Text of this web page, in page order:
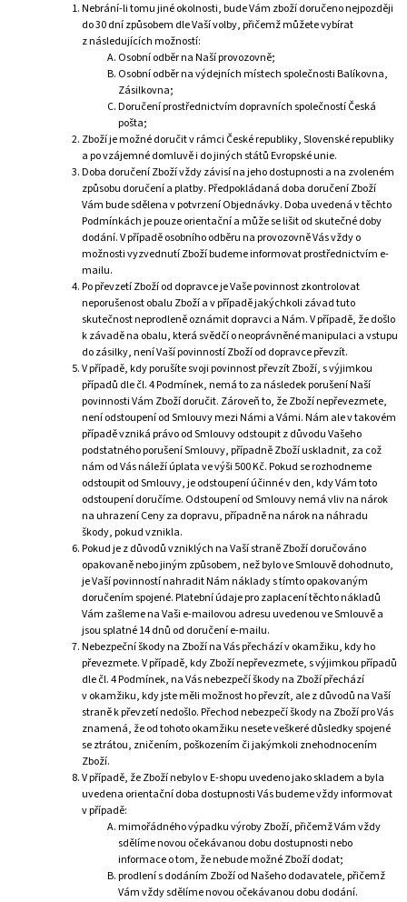
Nebrání-li tomu jiné okolnosti, bude Vám zboží doručeno nejpozději
do 30 dní způsobem dle Vaší volby, přičemž můžete vybírat
z následujících možností:
Osobní odběr na Naší provozovně;
Osobní odběr na výdejních místech společnosti Balíkovna,
Zásilkovna;
Doručení prostřednictvím dopravních společností Česká
pošta;
Zboží je možné doručit v rámci České republiky, Slovenské republiky
a po vzájemné domluvě i do jiných států Evropské unie.
Doba doručení Zboží vždy závisí na jeho dostupnosti a na zvoleném
způsobu doručení a platby. Předpokládaná doba doručení Zboží
Vám bude sdělena v potvrzení Objednávky. Doba uvedená v těchto
Podmínkách je pouze orientační a může se lišit od skutečné doby
dodání. V případě osobního odběru na provozovně Vás vždy o
možnosti vyzvednutí Zboží budeme informovat prostřednictvím e-
mailu.
Po převzetí Zboží od dopravce je Vaše povinnost zkontrolovat
neporušenost obalu Zboží a v případě jakýchkoli závad tuto
skutečnost neprodleně oznámit dopravci a Nám. V případě, že došlo
k závadě na obalu, která svědčí o neoprávněné manipulaci a vstupu
do zásilky, není Vaší povinností Zboží od dopravce převzít.
V případě, kdy porušíte svoji povinnost převzít Zboží, s výjimkou
případů dle čl. 4 Podmínek, nemá to za následek porušení Naší
povinnosti Vám Zboží doručit. Zároveň to, že Zboží nepřevezmete,
není odstoupení od Smlouvy mezi Námi a Vámi. Nám ale v takovém
případě vzniká právo od Smlouvy odstoupit z důvodu Vašeho
podstatného porušení Smlouvy, případně Zboží uskladnit, za což
nám od Vás náleží úplata ve výši 500 Kč. Pokud se rozhodneme
odstoupit od Smlouvy, je odstoupení účinné v den, kdy Vám toto
odstoupení doručíme. Odstoupení od Smlouvy nemá vliv na nárok
na uhrazení Ceny za dopravu, případně na nárok na náhradu
škody, pokud vznikla.
Pokud je z důvodů vzniklých na Vaší straně Zboží doručováno
opakovaně nebo jiným způsobem, než bylo ve Smlouvě dohodnuto,
je Vaší povinností nahradit Nám náklady s tímto opakovaným
doručením spojené. Platební údaje pro zaplacení těchto nákladů
Vám zašleme na Vaši e-mailovou adresu uvedenou ve Smlouvě a
jsou splatné 14 dnů od doručení e-mailu.
Nebezpeční škody na Zboží na Vás přechází v okamžiku, kdy ho
převezmete. V případě, kdy Zboží nepřevezmete, s výjimkou případů
dle čl. 4 Podmínek, na Vás nebezpečí škody na Zboží přechází
v okamžiku, kdy jste měli možnost ho převzít, ale z důvodů na Vaší
straně k převzetí nedošlo. Přechod nebezpečí škody na Zboží pro Vás
znamená, že od tohoto okamžiku nesete veškeré důsledky spojené
se ztrátou, zničením, poškozením či jakýmkoli znehodnocením
Zboží.
V případě, že Zboží nebylo v E-shopu uvedeno jako skladem a byla
uvedena orientační doba dostupnosti Vás budeme vždy informovat
v případě:
mimořádného výpadku výroby Zboží, přičemž Vám vždy
sdělíme novou očekávanou dobu dostupnosti nebo
informace o tom, že nebude možné Zboží dodat;
prodlení s dodáním Zboží od Našeho dodavatele, přičemž
Vám vždy sdělíme novou očekávanou dobu dodání.